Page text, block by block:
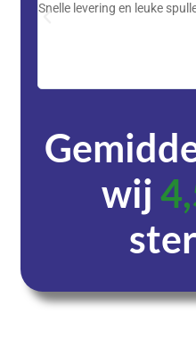
Snelle levering en leuke
wij